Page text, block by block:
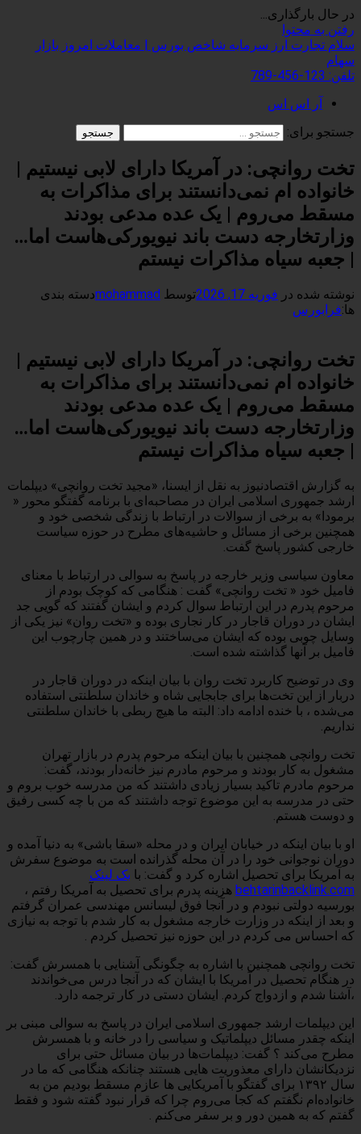
در حال بارگذاری...
رفتن به محتوا
سلام تجارت ارز سرمایه شاخص بورس | معاملات امروز بازار
سهام
تلفن: 123-456-789
آر اس اس
جستجو برای:
تخت روانچی: در آمریکا دارای لابی نیستیم |
خانواده ام نمی‌دانستند برای مذاکرات به
مسقط می‌روم | یک عده مدعی بودند
وزارتخارجه دست باند نیویورکی‌هاست اما…
| جعبه سیاه مذاکرات نیستم
نوشته شده در فوریه 17, 2026 توسط mohammadدسته بندی
ها:فرابورس
تخت روانچی: در آمریکا دارای لابی نیستیم |
خانواده ام نمی‌دانستند برای مذاکرات به
مسقط می‌روم | یک عده مدعی بودند
وزارتخارجه دست باند نیویورکی‌هاست اما…
| جعبه سیاه مذاکرات نیستم
به گزارش اقتصادنیوز به نقل از ایسنا، «مجید تخت روانچی» دیپلمات
ارشد جمهوری اسلامی ایران در مصاحبه‌ای با برنامه گفتگو محور «
برمودا» به برخی از سوالات در ارتباط با زندگی شخصی خود و
همچنین برخی از مسائل و حاشیه‌های مطرح در حوزه سیاست
خارجی کشور پاسخ گفت.
معاون سیاسی وزیر خارجه در پاسخ به سوالی در ارتباط با معنای
فامیل خود « تخت روانچی» گفت : هنگامی که کوچک بودم از
مرحوم پدرم در این ارتباط سوال کردم و ایشان گفتند که گویی جد
ایشان در دوران قاجار در کار نجاری بوده و «تخت روان» نیز یکی از
وسایل چوبی بوده که ایشان می‌ساختند و در همین چارچوب این
فامیل بر آنها گذاشته شده است.
وی در توضیح کاربرد تخت روان با بیان اینکه در دوران قاجار در
دربار از این تخت‌ها برای جابجایی شاه و خاندان سلطنتی استفاده
می‌شده ، با خنده ادامه داد: البته ما هیچ ربطی با خاندان سلطنتی
نداریم.
تخت روانچی همچنین با بیان اینکه مرحوم پدرم در بازار تهران
مشغول به کار بودند و مرحوم مادرم نیز خانه‌دار بودند، گفت:
مرحوم مادرم تاکید بسیار زیادی داشتند که من مدرسه خوب بروم و
حتی در مدرسه به این موضوع توجه داشتند که من با چه کسی رفیق
و دوست هستم.
او با بیان اینکه در خیابان ایران و در محله «سقا باشی» به دنیا آمده و
دوران نوجوانی خود را در آن محله گذرانده است به موضوع سفرش
به آمریکا برای تحصیل اشاره کرد و گفت: با بک لینک
behtarinbacklink.com هزینه پدرم برای تحصیل به آمریکا رفتم ،
بورسیه دولتی نبودم و در آنجا فوق لیسانس مهندسی عمران گرفتم
و بعد از اینکه در وزارت خارجه مشغول به کار شدم با توجه به نیازی
که احساس می کردم در این حوزه نیز تحصیل کردم .
تخت روانچی همچنین با اشاره به چگونگی آشنایی با همسرش گفت:
در هنگام تحصیل در آمریکا با ایشان که در آنجا درس می‌خواندند
،آشنا شدم و ازدواج کردم. ایشان دستی در کار ترجمه دارد.
این دیپلمات ارشد جمهوری اسلامی ایران در پاسخ به سوالی مبنی بر
اینکه چقدر مسائل دیپلماتیک و سیاسی را در خانه و با همسرش
مطرح می‌کند ؟ گفت: دیپلمات‌ها در بیان مسائل حتی برای
نزدیکانشان دارای معذوریت هایی هستند چنانکه هنگامی که ما در
سال ۱۳۹۲ برای گفتگو با آمریکایی ها عازم مسقط بودیم من به
خانواده‌ام نگفتم که کجا می‌روم چرا که قرار نبود گفته شود و فقط
گفتم که به همین دور و بر سفر می‌کنم .